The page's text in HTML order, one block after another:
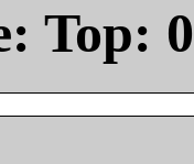
Top: 0